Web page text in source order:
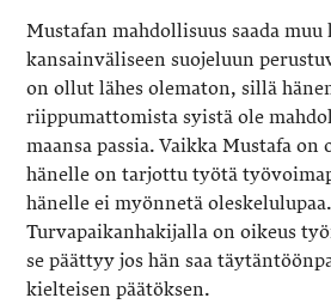
Mustafan mahdollisuus saada muu
kansainväliseen suojeluun
on ollut lähes olematon, sillä
riippumattomista syistä ole
maansa passia. Vaikka Mustafa on
hänelle on tarjottu työtä
hänelle ei myönnetä oleskelulupaa.
Turvapaikanhakijalla on oikeus
se päättyy jos hän saa
kielteisen päätöksen.